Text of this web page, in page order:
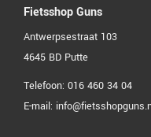
Fietsshop Guns
Antwerpsestraat 103
4645 BD Putte
Telefoon: 016 460 34 04
E-mail: